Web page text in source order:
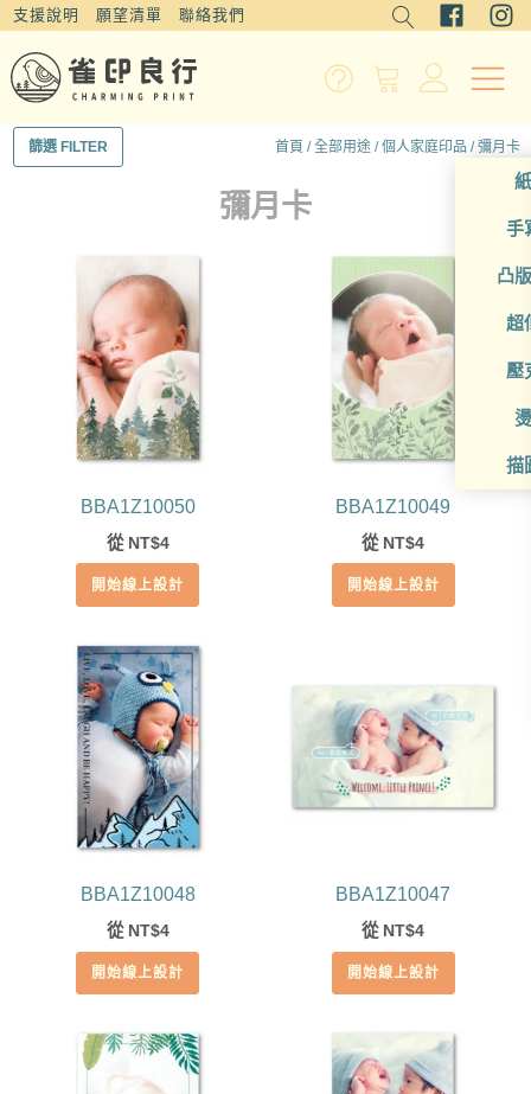
支援說明 願望清單 聯絡我們
手
凸
超
壓
描
篩選 FILTER 首頁 /全部用途 /個人家庭印品 / 彌月卡
彌月卡
BBA1Z10050
從 NT$4
開始線上設計
BBA1Z10049
從 NT$4
開始線上設計
BBA1Z10048
從 NT$4
開始線上設計
BBA1Z10047
從 NT$4
開始線上設計